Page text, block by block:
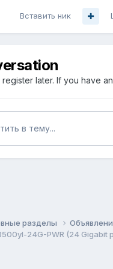
Вставить ник
later. If you have
в тему...
разделы
24G-PWR (24 Gigabit